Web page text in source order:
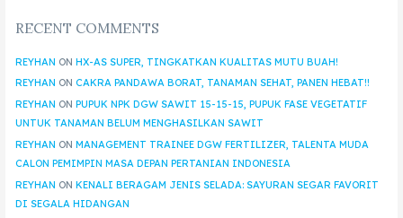
RECENT COMMENTS
REYHAN ON HX-AS SUPER, TINGKATKAN KUALITAS MUTU BUAH!
REYHAN ON CAKRA PANDAWA BORAT, TANAMAN SEHAT, PANEN HEBAT!!
REYHAN ON PUPUK NPK DGW SAWIT 15-15-15, PUPUK FASE VEGETATIF
UNTUK TANAMAN BELUM MENGHASILKAN SAWIT
REYHAN ON MANAGEMENT TRAINEE DGW FERTILIZER, TALENTA MUDA
CALON PEMIMPIN MASA DEPAN PERTANIAN INDONESIA
REYHAN ON KENALI BERAGAM JENIS SELADA: SAYURAN SEGAR FAVORIT
DI SEGALA HIDANGAN